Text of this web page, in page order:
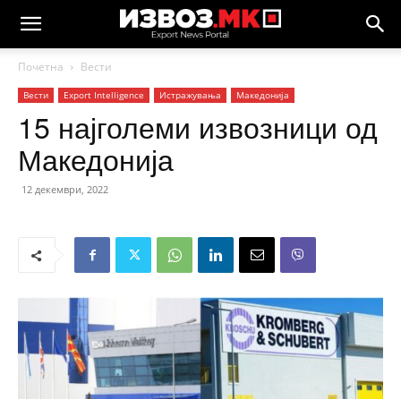
Почетна Вести
Вести Еxport Intelligence Истражувања Македонија
15 најголеми извозници од
Македонија
12 декември, 2022